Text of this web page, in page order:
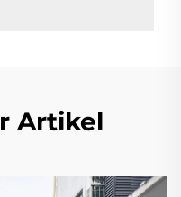
Artikel